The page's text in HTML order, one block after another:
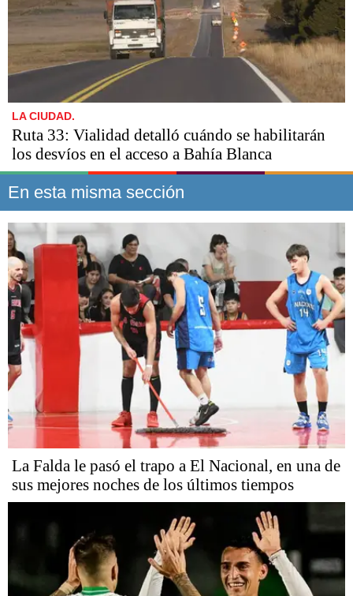
LA CIUDAD.
Ruta 33: Vialidad detalló cuándo se habilitarán
los desvíos en el acceso a Bahía Blanca
En esta misma sección
La Falda le pasó el trapo a El Nacional, en una de
sus mejores noches de los últimos tiempos